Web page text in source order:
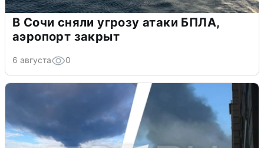
В Сочи сняли угрозу атаки БПЛА,
аэропорт закрыт
6 августа 0